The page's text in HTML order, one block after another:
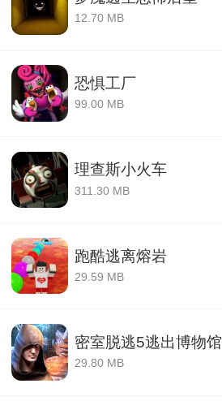
12.70 MB
恐惧工厂
99.00 MB
理查斯小火车
311.30 MB
跑酷逃离熔岩
29.59 MB
密室脱逃5逃出博物馆
29.80 MB